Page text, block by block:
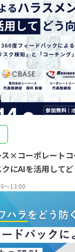
ス×コーポレート
にAIを活用して
〜13:00